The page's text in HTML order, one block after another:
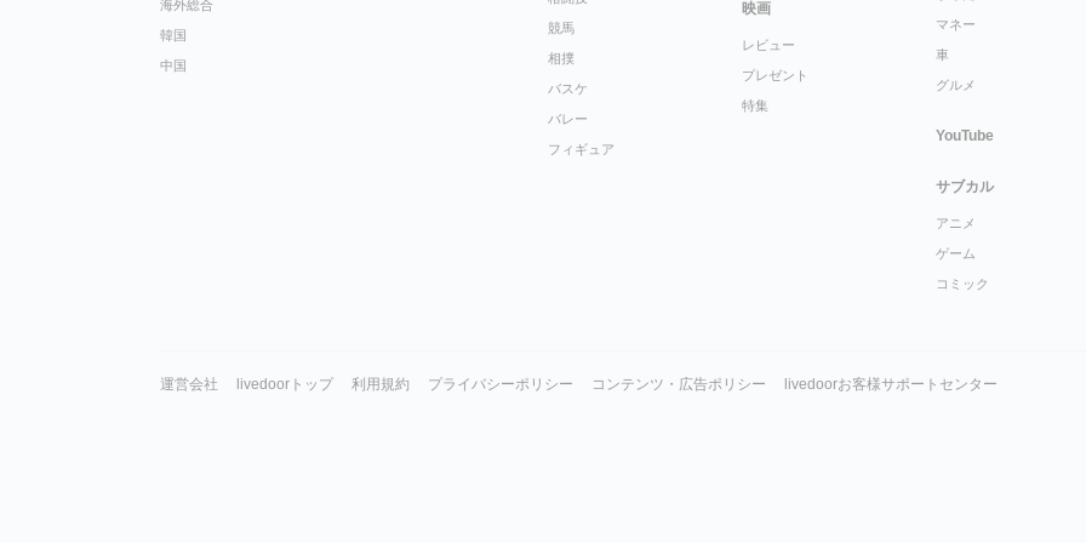
海外総合
韓国
中国
競馬
相撲
バスケ
バレー
フィギュア
映画
レビュー
プレゼント
特集
マネー
車
グルメ
YouTube
サブカル
アニメ
ゲーム
コミック
運営会社 livedoorトップ 利用規約 プライバシーポリシー コンテンツ・広告ポリシー livedoorお客様サポートセンター